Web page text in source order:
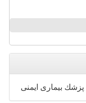
پزشك بیماری ایمنی